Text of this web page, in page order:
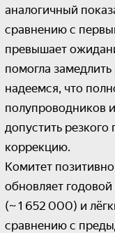
аналогичный
сравнению с
превышает
помогла
надеемся, что
полупроводников
допустить
коррекцию.
Комитет
обновляет
(~ 1 652 000) и
сравнению с